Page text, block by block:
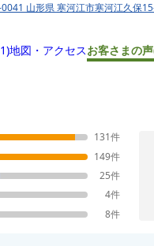
山形県 寒河江市寒河江久保
地図・アクセスお客さまの声
131件
149件
25件
4件
8件